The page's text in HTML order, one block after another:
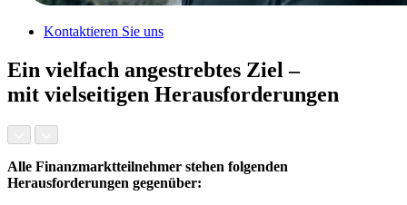
Kontaktieren Sie uns
Ein vielfach angestrebtes Ziel –
mit vielseitigen Herausforderungen
Alle Finanzmarktteilnehmer stehen folgenden
Herausforderungen gegenüber: